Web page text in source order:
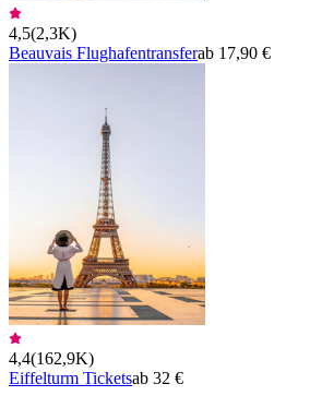
4,5(2,3K)
Beauvais Flughafentransferab 17,90 €
4,4(162,9K)
Eiffelturm Ticketsab 32 €